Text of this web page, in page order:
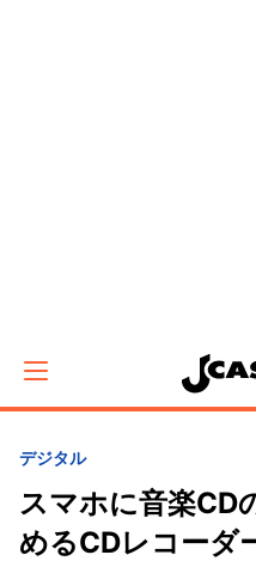
デジタル
スマホに音楽CD
めるCDレコー